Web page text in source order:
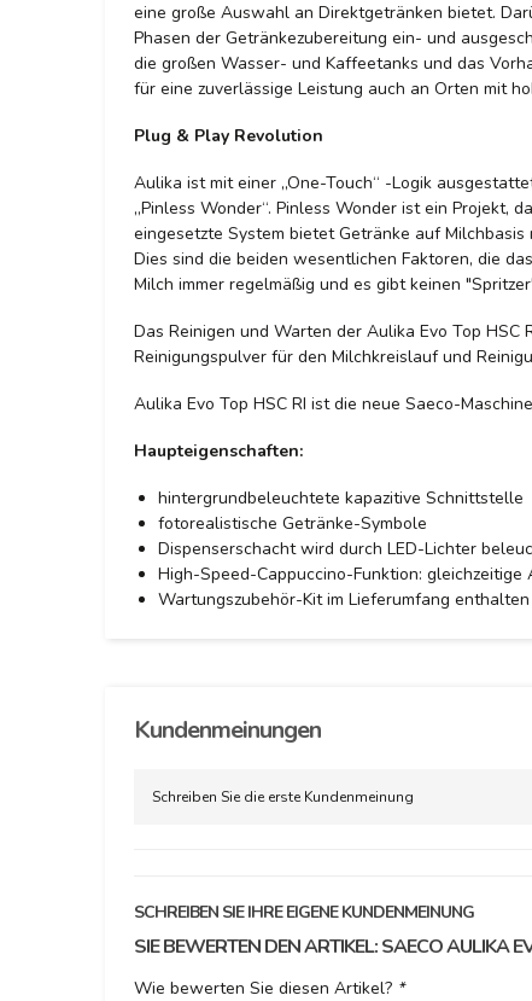
eine große Auswahl an Direktgetränken bietet.
Phasen der Getränkezubereitung ein- und
die großen Wasser- und Kaffeetanks und das
für eine zuverlässige Leistung auch an Orten mit
Plug & Play Revolution
Aulika ist mit einer „One-Touch“ -Logik
„Pinless Wonder“. Pinless Wonder ist ein Projekt,
eingesetzte System bietet Getränke auf
Dies sind die beiden wesentlichen Faktoren, die
Milch immer regelmäßig und es gibt keinen
Das Reinigen und Warten der Aulika Evo Top
Reinigungspulver für den Milchkreislauf und
Aulika Evo Top HSC RI ist die neue Saeco-
Haupteigenschaften:
hintergrundbeleuchtete kapazitive Schnittstelle
fotorealistische Getränke-Symbole
Dispenserschacht wird durch LED-Lichter
High-Speed-Cappuccino-Funktion:
Wartungszubehör-Kit im Lieferumfang enthalten
Kundenmeinungen
Schreiben Sie die erste Kundenmeinung
SCHREIBEN SIE IHRE EIGENE KUNDENMEINUNG
SIE BEWERTEN DEN ARTIKEL:SAECO AULIKA
Wie bewerten Sie diesen Artikel? *